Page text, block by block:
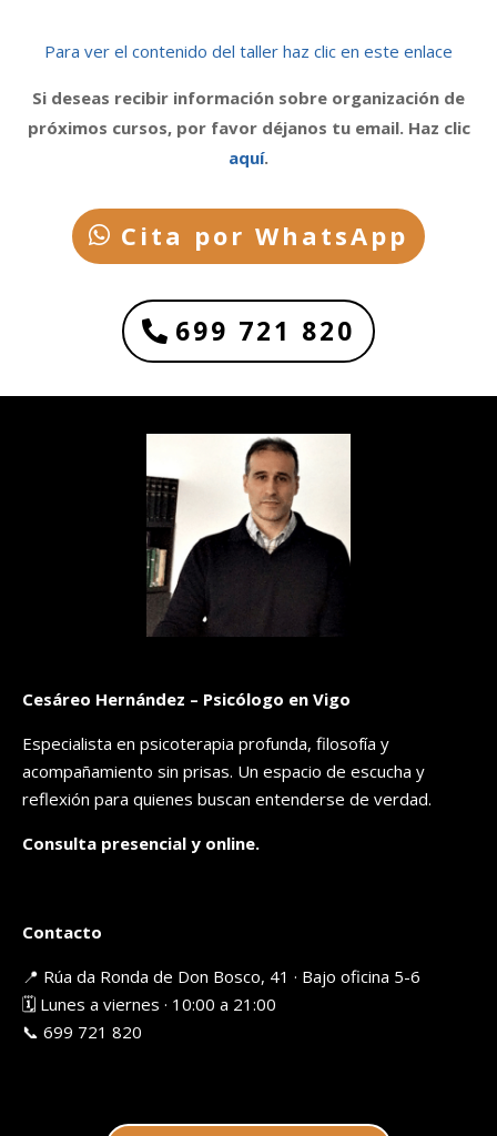
Para ver el contenido del taller haz clic en este enlace
Si deseas recibir información sobre organización de
próximos cursos, por favor déjanos tu email. Haz clic
aquí.
Cita por WhatsApp
699 721 820
Cesáreo Hernández – Psicólogo en Vigo
Especialista en psicoterapia profunda, filosofía y
acompañamiento sin prisas. Un espacio de escucha y
reflexión para quienes buscan entenderse de verdad.
Consulta presencial y online.
Contacto
📍 Rúa da Ronda de Don Bosco, 41 · Bajo oficina 5-6
🗓️ Lunes a viernes · 10:00 a 21:00
📞 699 721 820